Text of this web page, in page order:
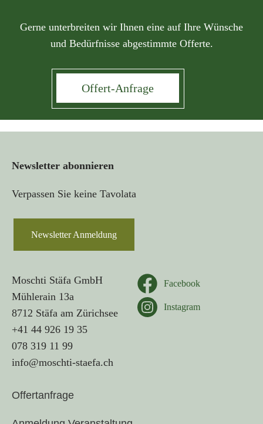
Gerne unterbreiten wir Ihnen eine auf Ihre Wünsche
und Bedürfnisse abgestimmte Offerte.
Offert-Anfrage
Newsletter abonnieren
Verpassen Sie keine Tavolata
Newsletter Anmeldung
Moschti Stäfa GmbH
Mühlerain 13a
8712 Stäfa am Zürichsee
+41 44 926 19 35
078 319 11 99
info@moschti-staefa.ch
Facebook
Instagram
Offertanfrage